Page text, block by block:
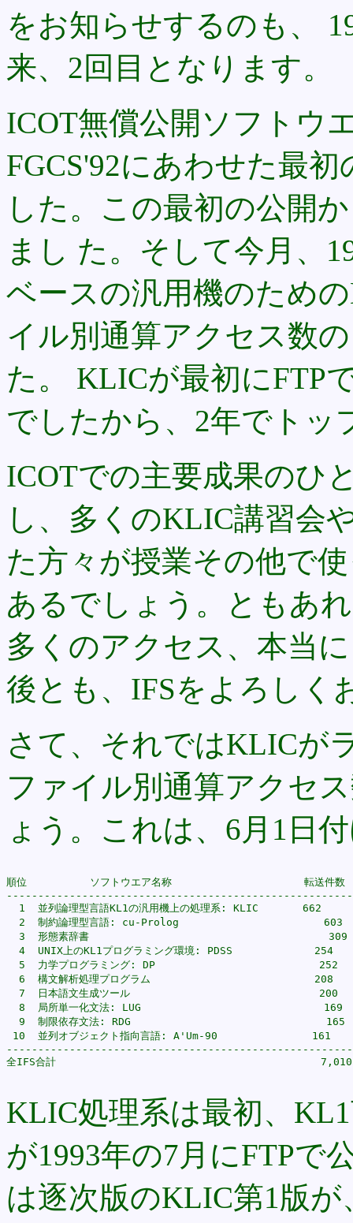
をお知らせするのも、
来、2回目となります。
ICOT無償公開ソフトウ
FGCS'92にあわせた最
した。この最初の公開
まし た。そして今月、
ベースの汎用機のため
イル別通算アクセス数
た。 KLICが最初にFTP
でしたから、2年でトッ
ICOTでの主要成果のひ
し、多くのKLIC講習会
た方々が授業その他で
あるでしょう。ともあ
多くのアクセス、本当
後とも、IFSをよろしく
さて、それではKLICが
ファイル別通算アクセ
ょう。これは、6月1日
順位          ソフトウエア名称                     転送件数
  1  並列論理型言語KL1の汎用機上の処理系: KLIC       662
  2  制約論理型言語: cu-Prolog                       603
  3  形態素辞書                                      309
  4  UNIX上のKL1プログラミング環境: PDSS             254
  5  力学プログラミング: DP                          252
  6  構文解析処理プログラム                          208
  7  日本語文生成ツール                              200
  8  局所単一化文法: LUG                             169
  9  制限依存文法: RDG                               165
10  並列オブジェクト指向言語: A'Um-90               161
全IFS合計                                          7,010
KLIC処理系は最初、
が1993年の7月にFTPで
は逐次版のKLIC第1版